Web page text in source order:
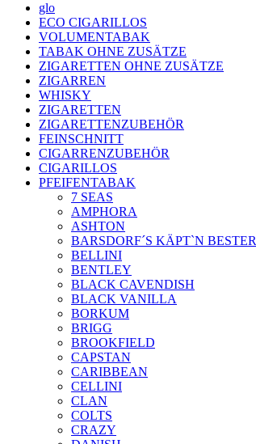
glo
ECO CIGARILLOS
VOLUMENTABAK
TABAK OHNE ZUSÄTZE
ZIGARETTEN OHNE ZUSÄTZE
ZIGARREN
WHISKY
ZIGARETTEN
ZIGARETTENZUBEHÖR
FEINSCHNITT
CIGARRENZUBEHÖR
CIGARILLOS
PFEIFENTABAK
7 SEAS
AMPHORA
ASHTON
BARSDORF´S KÄPT`N BESTER
BELLINI
BENTLEY
BLACK CAVENDISH
BLACK VANILLA
BORKUM
BRIGG
BROOKFIELD
CAPSTAN
CARIBBEAN
CELLINI
CLAN
COLTS
CRAZY